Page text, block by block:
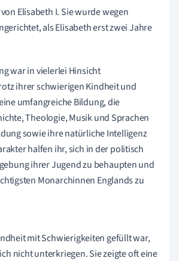
Elisabeth I. Sie wurde wegen
als Elisabeth erst zwei Jahre
war in vielerlei Hinsicht
ihrer schwierigen Kindheit und
umfangreiche Bildung, die
Theologie, Musik und Sprachen
sowie ihre natürliche Intelligenz
halfen ihr, sich in der politisch
ihrer Jugend zu behaupten und
Monarchinnen Englands zu
mit Schwierigkeiten gefüllt war,
nicht unterkriegen. Sie zeigte oft eine